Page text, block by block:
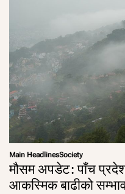
Main HeadlinesSociety
मौसम अपडेट: पाँच
आकस्मिक बाढीको